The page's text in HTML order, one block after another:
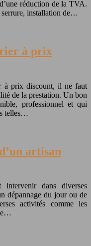
réduction de la TVA.
serrure, installation de…
à prix
à prix discount, il ne faut
de la prestation. Un bon
professionnel et qui
telles…
artisan
dans diverses
dépannage du jour ou de
activités comme les